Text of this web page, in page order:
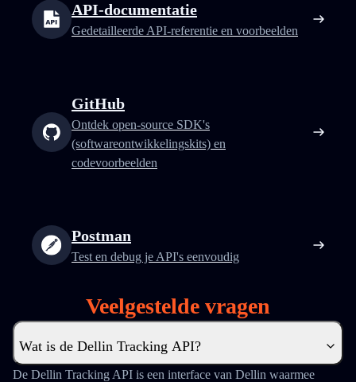
API-documentatie
Gedetailleerde API-referentie en voorbeelden
GitHub
Ontdek open-source SDK's
(softwareontwikkelingskits) en
codevoorbeelden
Postman
Test en debug je API's eenvoudig
Veelgestelde vragen
Wat is de Dellin Tracking API?
De Dellin Tracking API is een interface van Dellin waarmee